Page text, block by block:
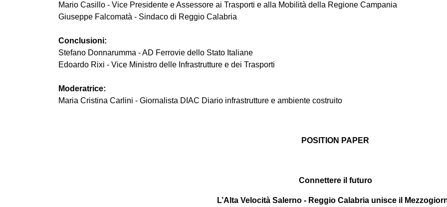
Mario Casillo - Vice Presidente e Assessore ai Trasporti e alla Mobilità della Regione Campania
Giuseppe Falcomatà - Sindaco di Reggio Calabria
Conclusioni:
Stefano Donnarumma - AD Ferrovie dello Stato Italiane
Edoardo Rixi - Vice Ministro delle Infrastrutture e dei Trasporti
Moderatrice:
Maria Cristina Carlini - Giornalista DIAC Diario infrastrutture e ambiente costruito
POSITION PAPER
Connettere il futuro
L’Alta Velocità Salerno - Reggio Calabria unisce il